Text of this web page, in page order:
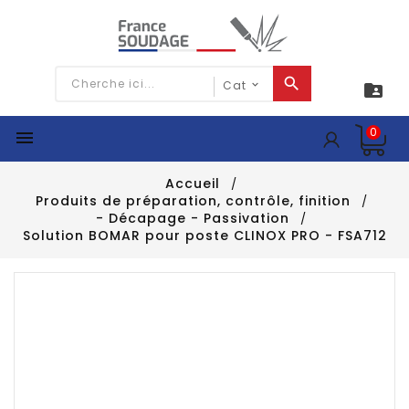

 0
Accueil
Produits de préparation, contrôle, finition
- Décapage - Passivation
Solution BOMAR pour poste CLINOX PRO - FSA712